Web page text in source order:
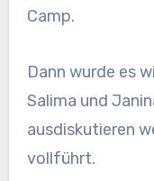
Camp.
Dann wurde es
Salima und
ausdiskutieren
vollführt.